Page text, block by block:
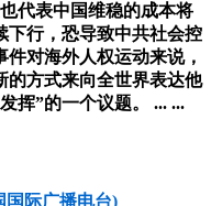
代表中国维稳的成本将
下行，恐导致中共社会控
对海外人权运动来说，
的方式来向全世界表达他
挥”的一个议题。 ... ...
国际广播电台)